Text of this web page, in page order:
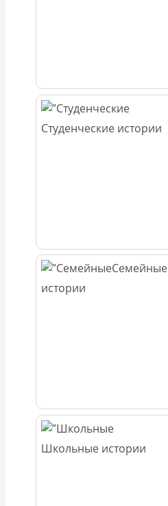
Студенческие истории
Семейные
истории
Школьные истории